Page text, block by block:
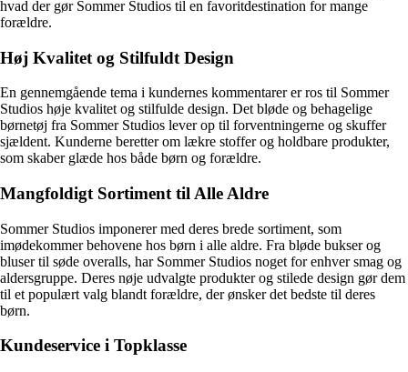
hvad der gør Sommer Studios til en favoritdestination for mange
forældre.
Høj Kvalitet og Stilfuldt Design
En gennemgående tema i kundernes kommentarer er ros til Sommer
Studios høje kvalitet og stilfulde design. Det bløde og behagelige
børnetøj fra Sommer Studios lever op til forventningerne og skuffer
sjældent. Kunderne beretter om lækre stoffer og holdbare produkter,
som skaber glæde hos både børn og forældre.
Mangfoldigt Sortiment til Alle Aldre
Sommer Studios imponerer med deres brede sortiment, som
imødekommer behovene hos børn i alle aldre. Fra bløde bukser og
bluser til søde overalls, har Sommer Studios noget for enhver smag og
aldersgruppe. Deres nøje udvalgte produkter og stilede design gør dem
til et populært valg blandt forældre, der ønsker det bedste til deres
børn.
Kundeservice i Topklasse